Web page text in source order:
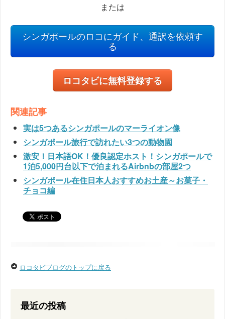
または
シンガポールのロコにガイド、通訳を依頼す
る
ロコタビに無料登録する
関連記事
実は5つあるシンガポールのマーライオン像
シンガポール旅行で訪れたい3つの動物園
激安！日本語OK！優良認定ホスト！シンガポールで
1泊5,000円台以下で泊まれるAirbnbの部屋2つ
シンガポール在住日本人おすすめお土産～お菓子・
チョコ編
ロコタビブログのトップに戻る
最近の投稿